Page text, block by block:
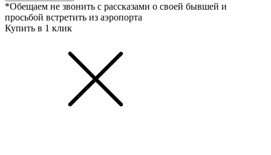
*Обещаем не звонить с рассказами о своей бывшей и
просьбой встретить из аэропорта
Купить в 1 клик